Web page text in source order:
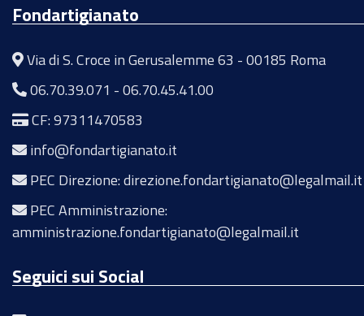
Fondartigianato
Via di S. Croce in Gerusalemme 63 - 00185 Roma
06.70.39.071 -06.70.45.41.00
CF: 97311470583
info@fondartigianato.it
PEC Direzione: direzione.fondartigianato@legalmail.it
PEC Amministrazione:
amministrazione.fondartigianato@legalmail.it
Seguici sui Social